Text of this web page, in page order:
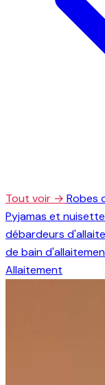
Tout voir → Robes
Pyjamas et
débardeurs
de bain
Allaitement